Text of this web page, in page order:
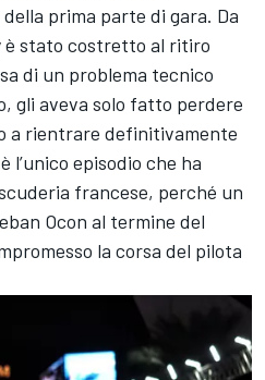
prima parte di gara. Da
è stato costretto al ritiro
di un problema tecnico
gli aveva solo fatto perdere
a rientrare definitivamente
l’unico episodio che ha
francese, perché un
Ocon al termine del
la corsa del pilota